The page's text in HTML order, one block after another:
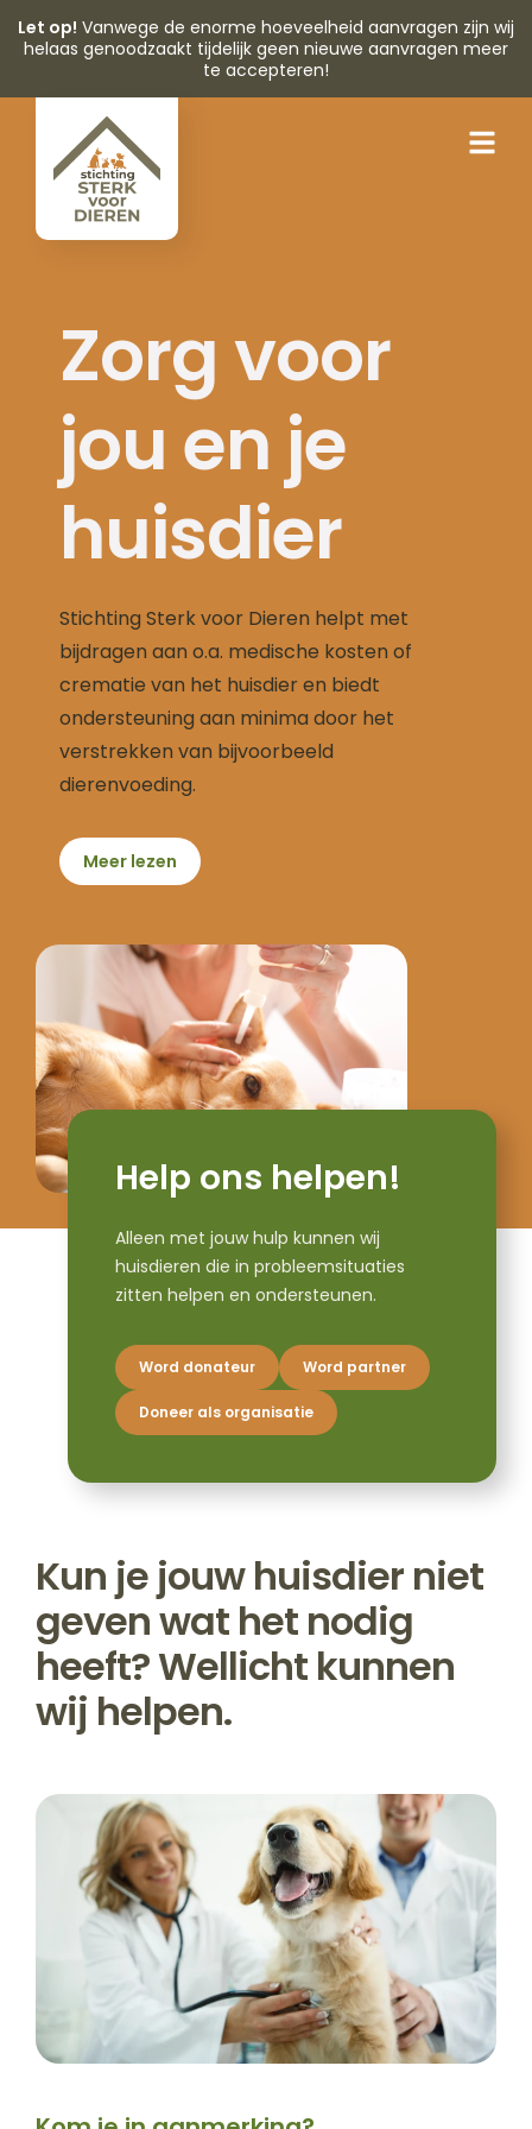
Let op! Vanwege de enorme hoeveelheid aanvragen zijn wij
helaas genoodzaakt tijdelijk geen nieuwe aanvragen meer
te accepteren!
Zorg voor
jou en je
huisdier
Stichting Sterk voor Dieren helpt met
bijdragen aan o.a. medische kosten of
crematie van het huisdier en biedt
ondersteuning aan minima door het
verstrekken van bijvoorbeeld
dierenvoeding.
Meer lezen
Help ons helpen!
Alleen met jouw hulp kunnen wij
huisdieren die in probleemsituaties
zitten helpen en ondersteunen.
Word donateur Word partner
Doneer als organisatie
Kun je jouw huisdier niet
geven wat het nodig
heeft? Wellicht kunnen
wij helpen.